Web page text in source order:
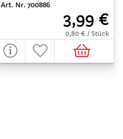
Art. Nr. 700886
3,99 €
0,80 € / Stück